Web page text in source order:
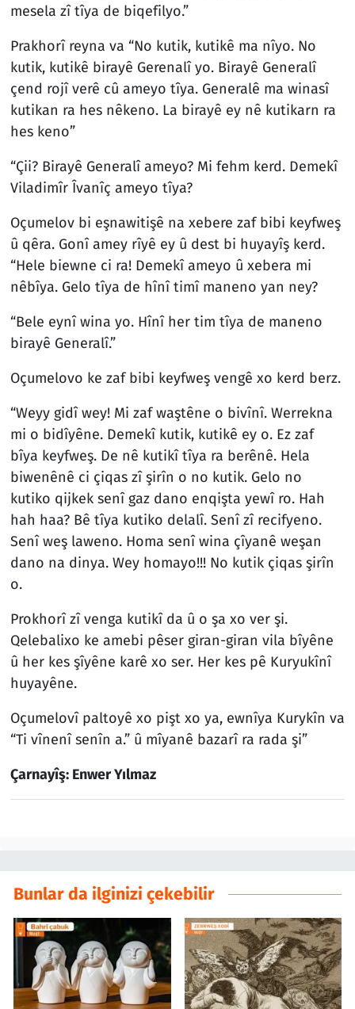
mesela zî tîya de biqefilyo.”
Prakhorî reyna va “No kutik, kutikê ma nîyo. No
kutik, kutikê birayê Gerenalî yo. Birayê Generalî
çend rojî verê cû ameyo tîya. Generalê ma winasî
kutikan ra hes nêkeno. La birayê ey nê kutikarn ra
hes keno”
“Çii? Birayê Generalî ameyo? Mi fehm kerd. Demekî
Viladimîr Îvanîç ameyo tîya?
Oçumelov bi eşnawitişê na xebere zaf bibi keyfweş
û qêra. Gonî amey rîyê ey û dest bi huyayîş kerd.
“Hele biewne ci ra! Demekî ameyo û xebera mi
nêbîya. Gelo tîya de hînî timî maneno yan ney?
“Bele eynî wina yo. Hînî her tim tîya de maneno
birayê Generalî.”
Oçumelovo ke zaf bibi keyfweş vengê xo kerd berz.
“Weyy gidî wey! Mi zaf waştêne o bivînî. Werrekna
mi o bidîyêne. Demekî kutik, kutikê ey o. Ez zaf
bîya keyfweş. De nê kutikî tîya ra berênê. Hela
biwenênê ci çiqas zî şirîn o no kutik. Gelo no
kutiko qijkek senî gaz dano enqişta yewî ro. Hah
hah haa? Bê tîya kutiko delalî. Senî zî recifyeno.
Senî weş laweno. Homa senî wina çîyanê weşan
dano na dinya. Wey homayo!!! No kutik çiqas şirîn
o.
Prokhorî zî venga kutikî da û o şa xo ver şi.
Qelebalixo ke amebi pêser giran-giran vila bîyêne
û her kes şîyêne karê xo ser. Her kes pê Kuryukînî
huyayêne.
Oçumelovî paltoyê xo pişt xo ya, ewnîya Kurykîn va
“Ti vînenî senîn a.” û mîyanê bazarî ra rada şi”
Çarnayîş: Enwer Yılmaz
Bunlar da ilginizi çekebilir